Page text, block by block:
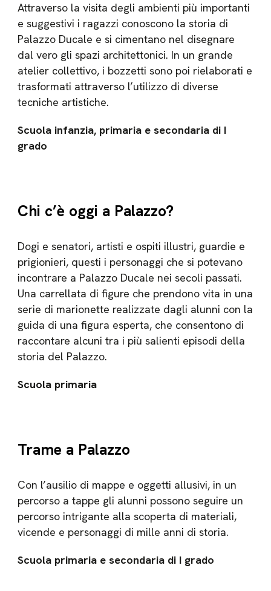
Attraverso la visita degli ambienti più importanti
e suggestivi i ragazzi conoscono la storia di
Palazzo Ducale e si cimentano nel disegnare
dal vero gli spazi architettonici. In un grande
atelier collettivo, i bozzetti sono poi rielaborati e
trasformati attraverso l’utilizzo di diverse
tecniche artistiche.
Scuola infanzia, primaria e secondaria di I
grado
Chi c’è oggi a Palazzo?
Dogi e senatori, artisti e ospiti illustri, guardie e
prigionieri, questi i personaggi che si potevano
incontrare a Palazzo Ducale nei secoli passati.
Una carrellata di figure che prendono vita in una
serie di marionette realizzate dagli alunni con la
guida di una figura esperta, che consen­tono di
raccontare alcuni tra i più salienti episodi della
storia del Palazzo.
Scuola primaria
Trame a Palazzo
Con l’ausilio di mappe e oggetti allusivi, in un
percorso a tappe gli alunni possono seguire un
percorso intrigante alla scoper­ta di materiali,
vicende e personaggi di mille anni di storia.
Scuola primaria e secondaria di I grado